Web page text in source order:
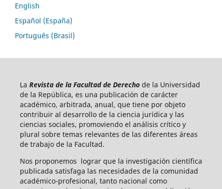
English
Español (España)
Português (Brasil)
La Revista de la Facultad de Derecho de la Universidad
de la República, es una publicación de carácter
académico, arbitrada, anual, que tiene por objeto
contribuir al desarrollo de la ciencia jurídica y las
ciencias sociales, promoviendo el análisis crítico y
plural sobre temas relevantes de las diferentes áreas
de trabajo de la Facultad.
Nos proponemos lograr que la investigación científica
publicada satisfaga las necesidades de la comunidad
académico-profesional, tanto nacional como